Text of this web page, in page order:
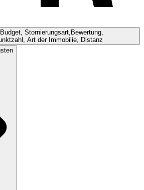
Budget, Stornierungsart,Bewertung,
Art der Immobilie, Distanz